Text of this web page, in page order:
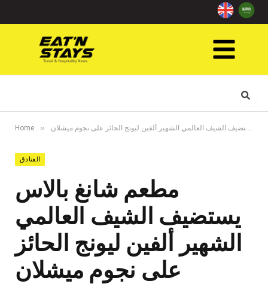
Home » مطعم شانغ بالاس يستضيف الشيف العالمي الشهير ألفين ليونج الحائز على نجوم ميشلان
الفنادق
مطعم شانغ بالاس
يستضيف الشيف العالمي
الشهير ألفين ليونج الحائز
على نجوم ميشلان